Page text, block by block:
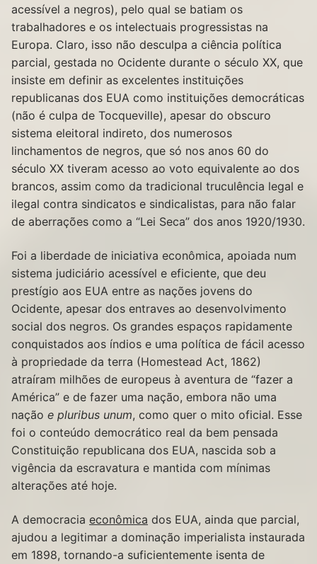
acessível a negros), pelo qual se batiam os
trabalhadores e os intelectuais progressistas na
Europa. Claro, isso não desculpa a ciência política
parcial, gestada no Ocidente durante o século XX, que
insiste em definir as excelentes instituições
republicanas dos EUA como instituições democráticas
(não é culpa de Tocqueville), apesar do obscuro
sistema eleitoral indireto, dos numerosos
linchamentos de negros, que só nos anos 60 do
século XX tiveram acesso ao voto equivalente ao dos
brancos, assim como da tradicional truculência legal e
ilegal contra sindicatos e sindicalistas, para não falar
de aberrações como a “Lei Seca” dos anos 1920/1930.
Foi a liberdade de iniciativa econômica, apoiada num
sistema judiciário acessível e eficiente, que deu
prestígio aos EUA entre as nações jovens do
Ocidente, apesar dos entraves ao desenvolvimento
social dos negros. Os grandes espaços rapidamente
conquistados aos índios e uma política de fácil acesso
à propriedade da terra (Homestead Act, 1862)
atraíram milhões de europeus à aventura de “fazer a
América” e de fazer uma nação, embora não uma
nação e pluribus unum, como quer o mito oficial. Esse
foi o conteúdo democrático real da bem pensada
Constituição republicana dos EUA, nascida sob a
vigência da escravatura e mantida com mínimas
alterações até hoje.
A democracia econômica dos EUA, ainda que parcial,
ajudou a legitimar a dominação imperialista instaurada
em 1898, tornando-a suficientemente isenta de